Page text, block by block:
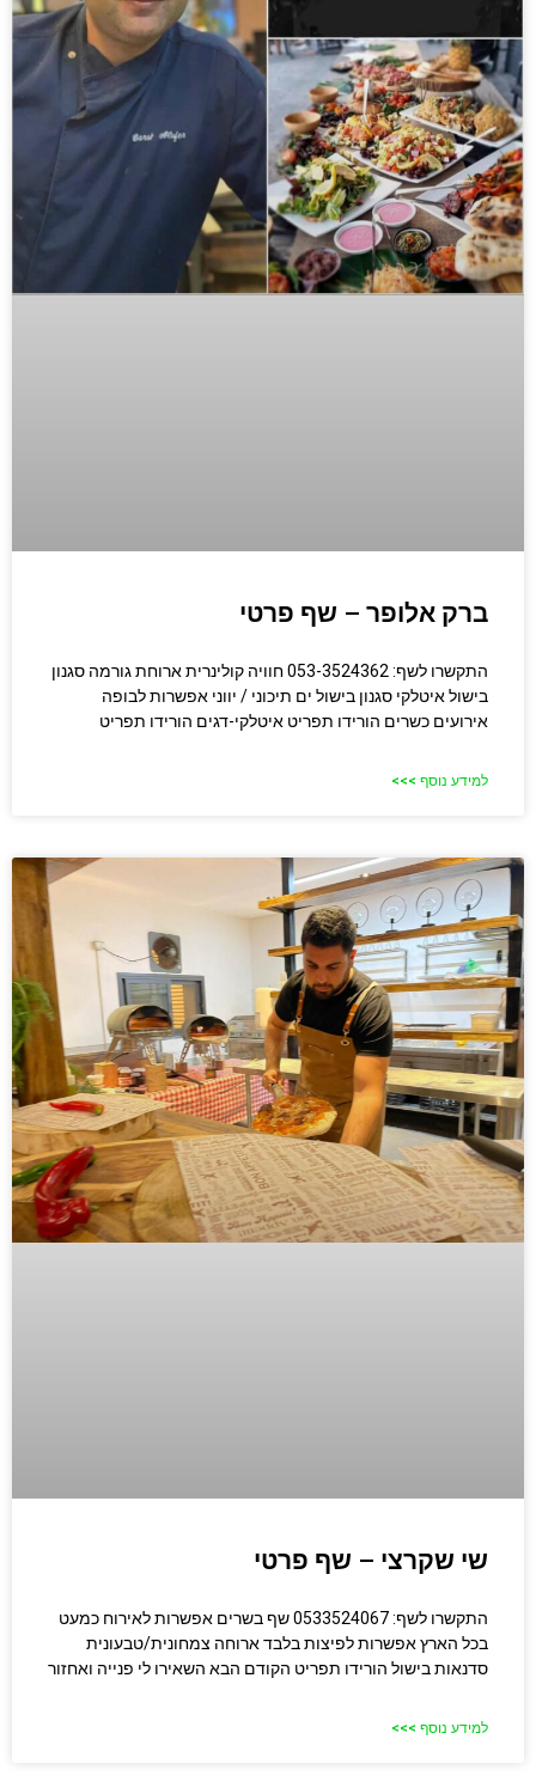
ברק אלופר – שף פרטי
התקשרו לשף: 053-3524362 חוויה קולינרית ארוחת גורמה סגנון
בישול איטלקי סגנון בישול ים תיכוני / יווני אפשרות לבופה
אירועים כשרים הורידו תפריט איטלקי-דגים הורידו תפריט
למידע נוסף >>>
שי שקרצי – שף פרטי
התקשרו לשף: 0533524067 שף בשרים אפשרות לאירוח כמעט
בכל הארץ אפשרות לפיצות בלבד ארוחה צמחונית/טבעונית
סדנאות בישול הורידו תפריט הקודם הבא השאירו לי פנייה ואחזור
למידע נוסף >>>